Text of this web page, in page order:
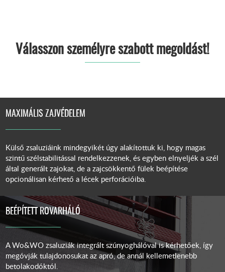
Válasszon személyre szabott megoldást!
MAXIMÁLIS ZAJVÉDELEM
Külső zsaluziáink mindegyikét úgy alakítottuk ki, hogy magas
szintű szélstabilitással rendelkezzenek, és egyben elnyeljék a szél
által generált zajokat, de a zajcsökkentő fülek beépítése
opcionálisan kérhető a lécek perforációiba.
BEÉPÍTETT ROVARHÁLÓ
A Wo&WO zsaluziák integrált szúnyoghálóval is kérhetőek, így
megóvják tulajdonosukat az apró, de annál kellemetlenebb
betolakodóktól.